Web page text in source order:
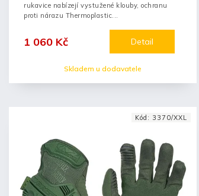
Skladem u dodavatele
1 060 Kč Detail
rukavice nabízejí vystužené klouby, ochranu
proti nárazu Thermoplastic...
Kód: 3370/XXL